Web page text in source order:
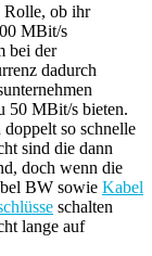
Rolle, ob ihr
MBit/s
bei der
dadurch
50 MBit/s bieten.
so schnelle
sind die dann
doch wenn die
BW sowie Kabel
schalten
lange auf